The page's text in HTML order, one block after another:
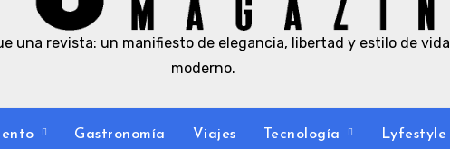
una revista: un manifiesto de elegancia, libertad y estilo de vida
moderno.
Gastronomía Viajes Tecnología Lyfestyle